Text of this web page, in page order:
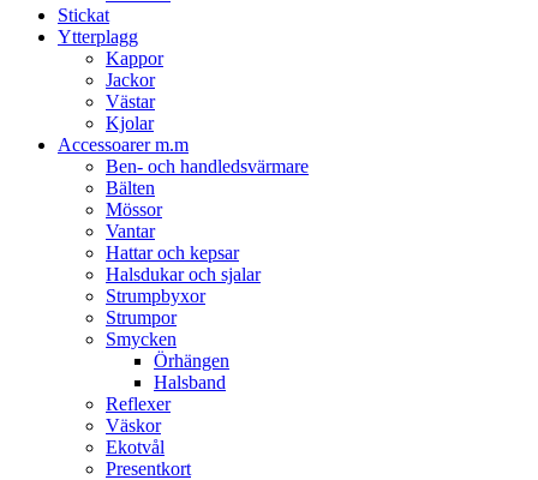
Stickat
Ytterplagg
Kappor
Jackor
Västar
Kjolar
Accessoarer m.m
Ben- och handledsvärmare
Bälten
Mössor
Vantar
Hattar och kepsar
Halsdukar och sjalar
Strumpbyxor
Strumpor
Smycken
Örhängen
Halsband
Reflexer
Väskor
Ekotvål
Presentkort